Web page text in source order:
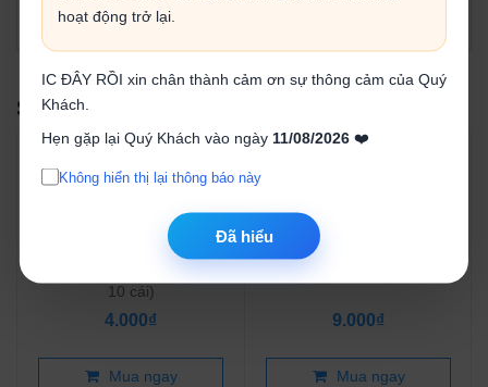
hoạt động trở lại.
IC ĐÂY RỒI xin chân thành cảm ơn sự thông cảm của Quý
Khách.
Hẹn gặp lại Quý Khách vào ngày 11/08/2026❤️
Không hiển thị lại thông báo này
Đã hiểu
SẢN PHẨM LIÊN QUAN
10 cái)
4.000₫
Mua ngay
9.000₫
Mua ngay